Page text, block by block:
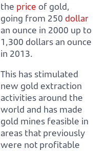
the price of gold,
going from 250 dollar
an ounce in 2000 up to
1,300 dollars an ounce
in 2013.
This has stimulated
new gold extraction
activities around the
world and has made
gold mines feasible in
areas that previously
were not profitable